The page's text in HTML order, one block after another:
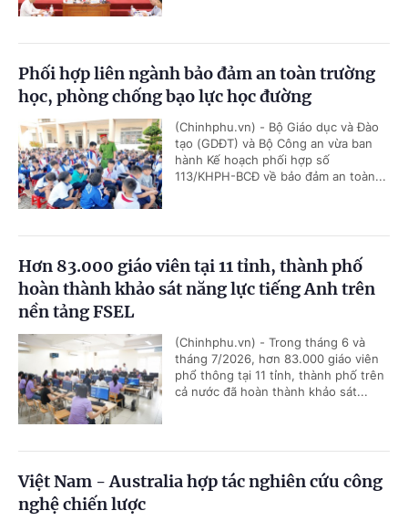
Phối hợp liên ngành bảo đảm an toàn trường
học, phòng chống bạo lực học đường
(Chinhphu.vn) - Bộ Giáo dục và Đào
tạo (GDĐT) và Bộ Công an vừa ban
hành Kế hoạch phối hợp số
113/KHPH-BCĐ về bảo đảm an toàn...
Hơn 83.000 giáo viên tại 11 tỉnh, thành phố
hoàn thành khảo sát năng lực tiếng Anh trên
nền tảng FSEL
(Chinhphu.vn) - Trong tháng 6 và
tháng 7/2026, hơn 83.000 giáo viên
phổ thông tại 11 tỉnh, thành phố trên
cả nước đã hoàn thành khảo sát...
Việt Nam - Australia hợp tác nghiên cứu công
nghệ chiến lược